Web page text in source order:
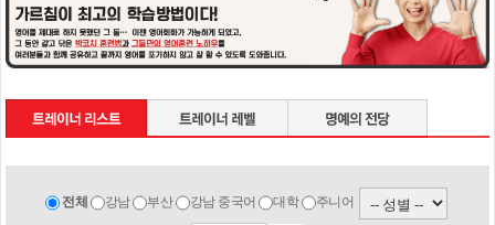
전체 강남 부산 강남 중국어 대학 주니어